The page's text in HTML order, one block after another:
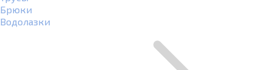
Брюки
Водолазки